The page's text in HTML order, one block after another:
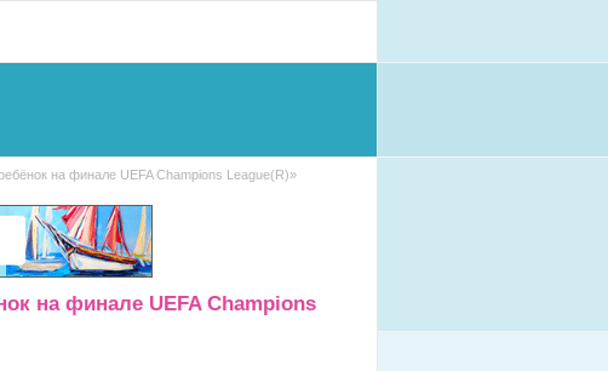
на финале UEFA Champions League(R)»
на финале UEFA Champions